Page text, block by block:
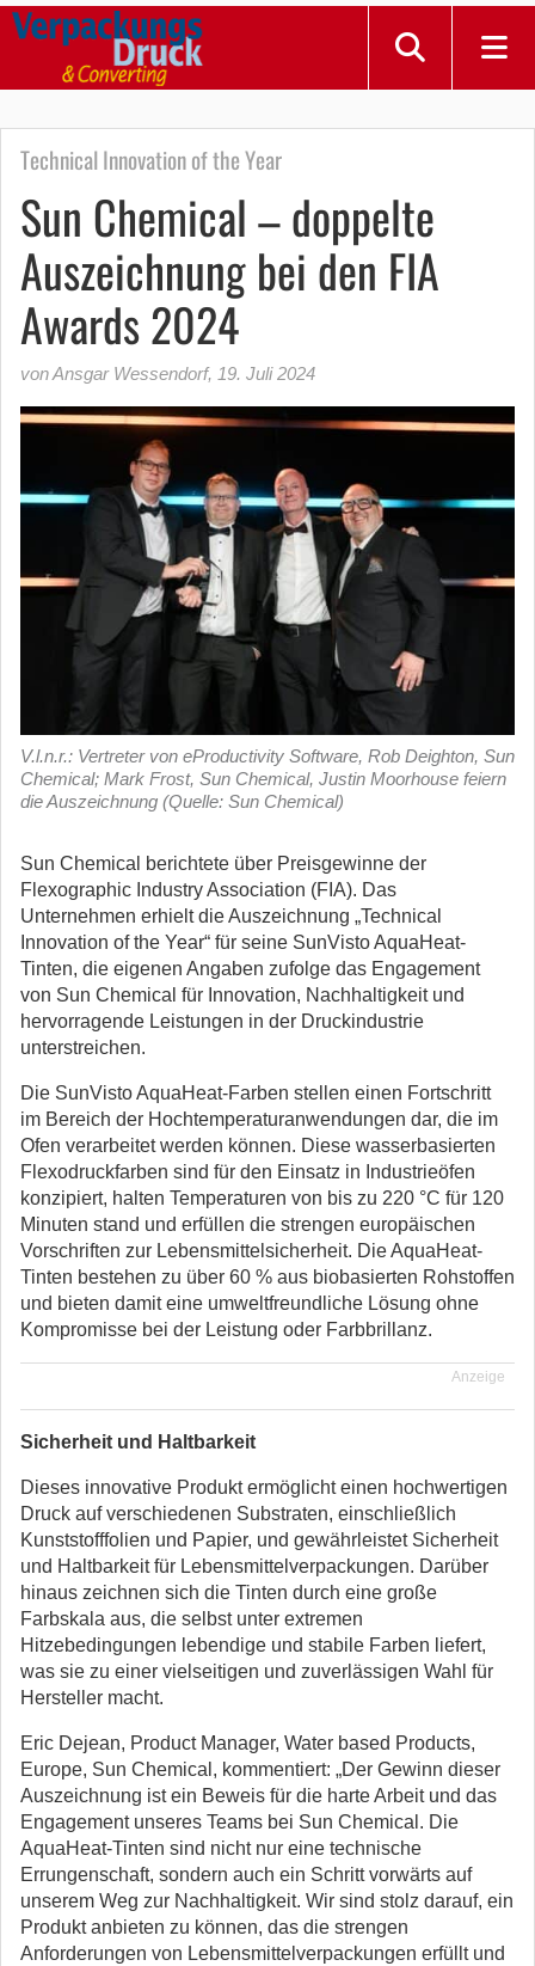
Technical Innovation of the Year
Sun Chemical – doppelte
Auszeichnung bei den FIA
Awards 2024
von Ansgar Wessendorf, 19. Juli 2024
V.l.n.r.: Vertreter von eProductivity Software, Rob Deighton, Sun
Chemical; Mark Frost, Sun Chemical, Justin Moorhouse feiern
die Auszeichnung (Quelle: Sun Chemical)
Sun Chemical berichtete über Preisgewinne der
Flexographic Industry Association (FIA). Das
Unternehmen erhielt die Auszeichnung „Technical
Innovation of the Year“ für seine SunVisto AquaHeat-
Tinten, die eigenen Angaben zufolge das Engagement
von Sun Chemical für Innovation, Nachhaltigkeit und
hervorragende Leistungen in der Druckindustrie
unterstreichen.
Die SunVisto AquaHeat-Farben stellen einen Fortschritt
im Bereich der Hochtemperaturanwendungen dar, die im
Ofen verarbeitet werden können. Diese wasserbasierten
Flexodruckfarben sind für den Einsatz in Industrieöfen
konzipiert, halten Temperaturen von bis zu 220 °C für 120
Minuten stand und erfüllen die strengen europäischen
Vorschriften zur Lebensmittelsicherheit. Die AquaHeat-
Tinten bestehen zu über 60 % aus biobasierten Rohstoffen
und bieten damit eine umweltfreundliche Lösung ohne
Kompromisse bei der Leistung oder Farbbrillanz.
Anzeige
Sicherheit und Haltbarkeit
Dieses innovative Produkt ermöglicht einen hochwertigen
Druck auf verschiedenen Substraten, einschließlich
Kunststofffolien und Papier, und gewährleistet Sicherheit
und Haltbarkeit für Lebensmittelverpackungen. Darüber
hinaus zeichnen sich die Tinten durch eine große
Farbskala aus, die selbst unter extremen
Hitzebedingungen lebendige und stabile Farben liefert,
was sie zu einer vielseitigen und zuverlässigen Wahl für
Hersteller macht.
Eric Dejean, Product Manager, Water based Products,
Europe, Sun Chemical, kommentiert: „Der Gewinn dieser
Auszeichnung ist ein Beweis für die harte Arbeit und das
Engagement unseres Teams bei Sun Chemical. Die
AquaHeat-Tinten sind nicht nur eine technische
Errungenschaft, sondern auch ein Schritt vorwärts auf
unserem Weg zur Nachhaltigkeit. Wir sind stolz darauf, ein
Produkt anbieten zu können, das die strengen
Anforderungen von Lebensmittelverpackungen erfüllt und